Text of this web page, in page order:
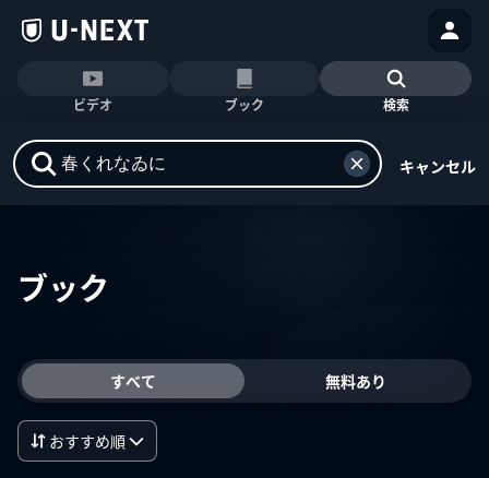
ビデオ ブック 検索
キャンセル
ブック
すべて 無料あり
おすすめ順